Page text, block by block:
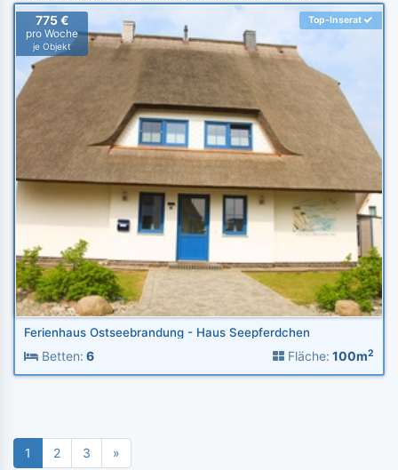
775 €
pro Woche
je Objekt
Top-Inserat
Ferienhaus Ostseebrandung - Haus Seepferdchen
Betten: 6 Fläche: 100m2
1 2 3 »